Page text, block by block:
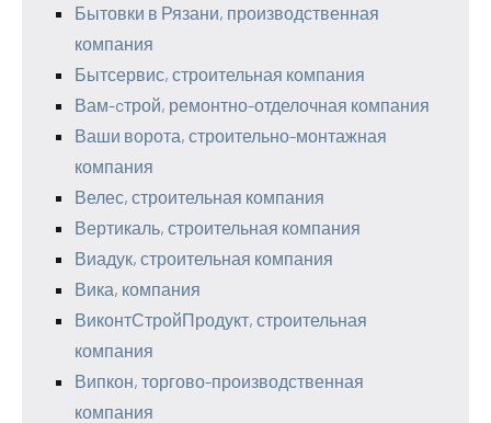
Бытовки в Рязани, производственная
компания
Бытсервис, строительная компания
Вам-cтрой, ремонтно-отделочная компания
Ваши ворота, строительно-монтажная
компания
Велес, строительная компания
Вертикаль, строительная компания
Виадук, строительная компания
Вика, компания
ВиконтСтройПродукт, строительная
компания
Випкон, торгово-производственная
компания